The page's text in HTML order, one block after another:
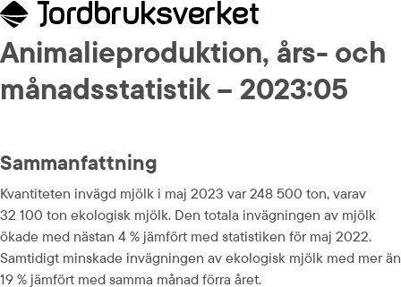
Animalieproduktion, års- och
månadsstatistik – 2023:05
Sammanfattning
Kvantiteten invägd mjölk i maj 2023 var 248 500 ton, varav
32 100 ton ekologisk mjölk. Den totala invägningen av mjölk
ökade med nästan 4 % jämfört med statistiken för maj 2022.
Samtidigt minskade invägningen av ekologisk mjölk med mer än
19 % jämfört med samma månad förra året.